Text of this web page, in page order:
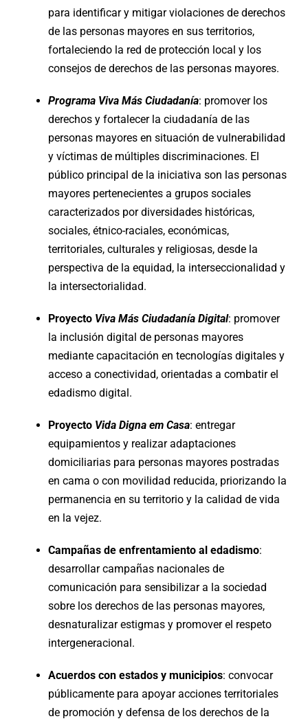
para identificar y mitigar violaciones de derechos
de las personas mayores en sus territorios,
fortaleciendo la red de protección local y los
consejos de derechos de las personas mayores.
Programa Viva Más Ciudadanía: promover los
derechos y fortalecer la ciudadanía de las
personas mayores en situación de vulnerabilidad
y víctimas de múltiples discriminaciones. El
público principal de la iniciativa son las personas
mayores pertenecientes a grupos sociales
caracterizados por diversidades históricas,
sociales, étnico-raciales, económicas,
territoriales, culturales y religiosas, desde la
perspectiva de la equidad, la interseccionalidad y
la intersectorialidad.
Proyecto Viva Más Ciudadanía Digital: promover
la inclusión digital de personas mayores
mediante capacitación en tecnologías digitales y
acceso a conectividad, orientadas a combatir el
edadismo digital.
Proyecto Vida Digna em Casa: entregar
equipamientos y realizar adaptaciones
domiciliarias para personas mayores postradas
en cama o con movilidad reducida, priorizando la
permanencia en su territorio y la calidad de vida
en la vejez.
Campañas de enfrentamiento al edadismo:
desarrollar campañas nacionales de
comunicación para sensibilizar a la sociedad
sobre los derechos de las personas mayores,
desnaturalizar estigmas y promover el respeto
intergeneracional.
Acuerdos con estados y municipios: convocar
públicamente para apoyar acciones territoriales
de promoción y defensa de los derechos de la